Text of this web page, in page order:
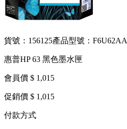
貨號：156125產品型號：F6U62AA
惠普HP 63 黑色墨水匣
會員價 $ 1,015
促銷價 $ 1,015
付款方式